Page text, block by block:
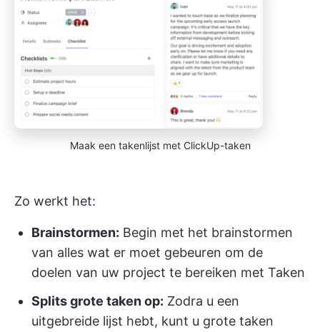
Maak een takenlijst met ClickUp-taken
Zo werkt het:
Brainstormen: Begin met het brainstormen
van alles wat er moet gebeuren om de
doelen van uw project te bereiken met Taken
Splits grote taken op: Zodra u een
uitgebreide lijst hebt, kunt u grote taken